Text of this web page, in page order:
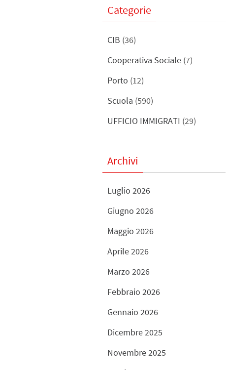
Categorie
CIB (36)
Cooperativa Sociale (7)
Porto (12)
Scuola (590)
UFFICIO IMMIGRATI (29)
Archivi
Luglio 2026
Giugno 2026
Maggio 2026
Aprile 2026
Marzo 2026
Febbraio 2026
Gennaio 2026
Dicembre 2025
Novembre 2025